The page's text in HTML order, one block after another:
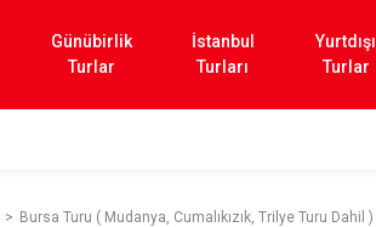
Günübirlik
Turlar
İstanbul
Turları
Yurtdışı
Turlar
Bursa Turu ( Mudanya, Cumalıkızık, Trilye Turu Dahil )